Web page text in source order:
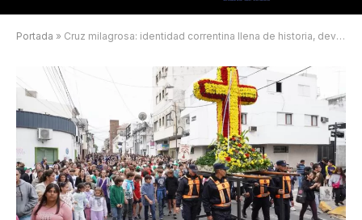
Portada » Cruz milagrosa: identidad correntina llena de historia, devoción y misterio